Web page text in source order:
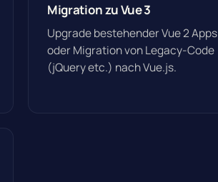
Migration zu Vue 3
Upgrade bestehender Vue 2 Apps
oder Migration von Legacy-Code
(jQuery etc.) nach Vue.js.